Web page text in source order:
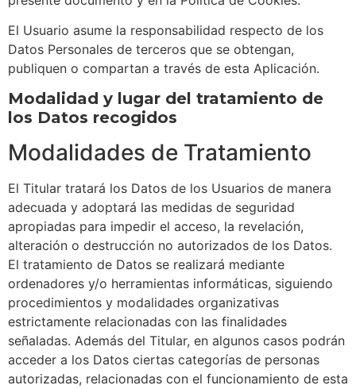
El Usuario asume la responsabilidad respecto de los
Datos Personales de terceros que se obtengan,
publiquen o compartan a través de esta Aplicación.
Modalidad y lugar del tratamiento de
los Datos recogidos
Modalidades de Tratamiento
El Titular tratará los Datos de los Usuarios de manera
adecuada y adoptará las medidas de seguridad
apropiadas para impedir el acceso, la revelación,
alteración o destrucción no autorizados de los Datos.
El tratamiento de Datos se realizará mediante
ordenadores y/o herramientas informáticas, siguiendo
procedimientos y modalidades organizativas
estrictamente relacionadas con las finalidades
señaladas. Además del Titular, en algunos casos podrán
acceder a los Datos ciertas categorías de personas
autorizadas, relacionadas con el funcionamiento de esta